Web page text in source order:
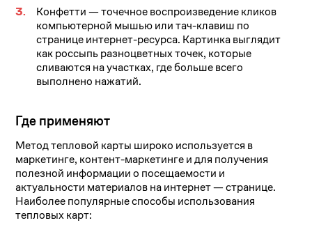
Конфетти — точечное воспроизведение кликов
компьютерной мышью или тач-клавиш по
странице интернет-ресурса. Картинка выглядит
как россыпь разноцветных точек, которые
сливаются на участках, где больше всего
выполнено нажатий.
Где применяют
Метод тепловой карты широко используется в
маркетинге, контент-маркетинге и для получения
полезной информации о посещаемости и
актуальности материалов на интернет — странице.
Наиболее популярные способы использования
тепловых карт: